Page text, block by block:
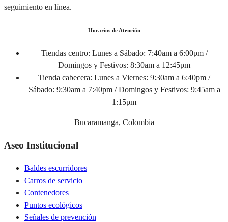
seguimiento en línea.
Horarios de Atención
Tiendas centro: Lunes a Sábado: 7:40am a 6:00pm /
Domingos y Festivos: 8:30am a 12:45pm
Tienda cabecera: Lunes a Viernes: 9:30am a 6:40pm /
Sábado: 9:30am a 7:40pm / Domingos y Festivos: 9:45am a
1:15pm
Bucaramanga, Colombia
Aseo Institucional
Baldes escurridores
Carros de servicio
Contenedores
Puntos ecológicos
Señales de prevención